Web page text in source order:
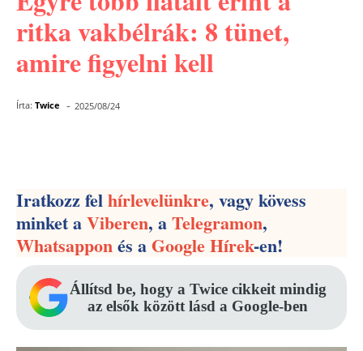
ritka vakbélrák: 8 tünet,
amire figyelni kell
Írta: Twice - 2025/08/24
Iratkozz felhírlevelünkre, vagy kövess
minket aViberen, aTelegramon,
Whatsapponés aGoogle Hírek-en!
Állítsd be, hogy a Twice cikkeit mindig
az elsők között lásd a Google-ben